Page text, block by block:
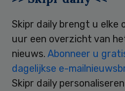
Skipr daily brengt u elke
uur een overzicht van
nieuws. Abonneer u
dagelijkse e-
Skipr daily